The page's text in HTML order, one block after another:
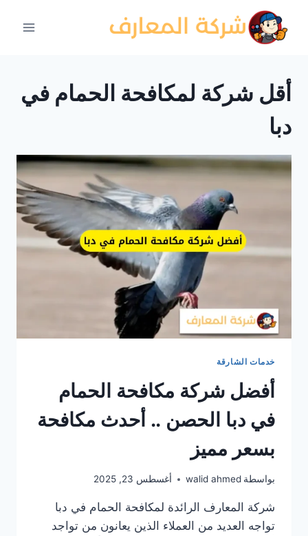
المحتوى
أقل شركة لمكافحة الحمام في
دبا
خدمات الشارقة
أفضل شركة مكافحة الحمام
في دبا الحصن .. أحدث مكافحة
بسعر مميز
بواسطة walid ahmed أغسطس 23, 2025
شركة المعارف الرائدة لمكافحة الحمام في دبا
تواجه العديد من العملاء الذين يعانون من تواجد